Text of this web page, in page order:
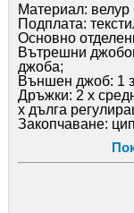
Материал: велур
Подплата:
Основно
Вътрешни
джоба;
Външен джоб: 1
Дръжки: 2 х
х дълга
Закопчаване:
Дъно – ширина:
Цветове в